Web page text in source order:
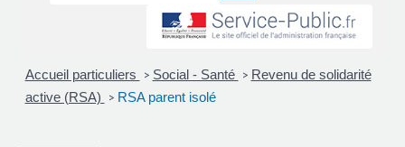
Accueil particuliers > Social - Santé > Revenu de solidarité
active (RSA)
> RSA parent isolé